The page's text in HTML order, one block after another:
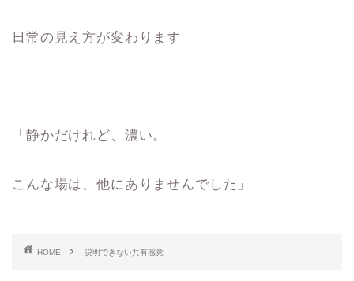
日常の見え方が変わります」
「静かだけれど、濃い。
こんな場は、他にありませんでした」
HOME 説明できない共有感覚